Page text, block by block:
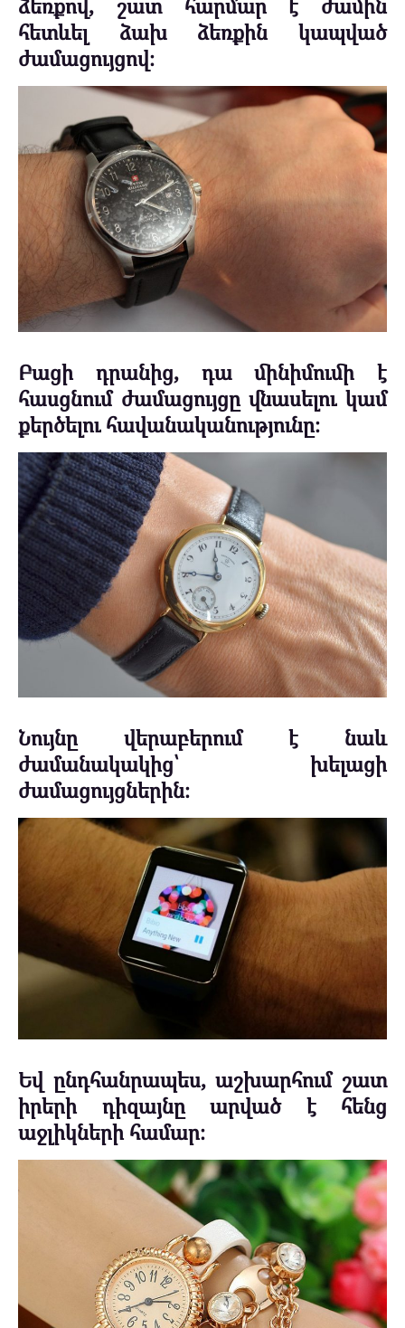
հետևել ձախ ձեռքին կապված
ժամացույցով։
Բացի դրանից, դա մինիմումի է
հասցնում ժամացույցը վնասելու կամ
քերծելու հավանականությունը։
Նույնը վերաբերում է նաև
ժամանակակից՝ խելացի
ժամացույցներին։
Եվ ընդհանրապես, աշխարհում շատ
իրերի դիզայնը արված է հենց
աջլիկների համար։